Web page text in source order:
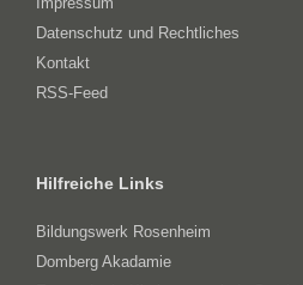
Datenschutz und Rechtliches
Kontakt
RSS-Feed
Hilfreiche Links
Bildungswerk Rosenheim
Domberg Akadamie